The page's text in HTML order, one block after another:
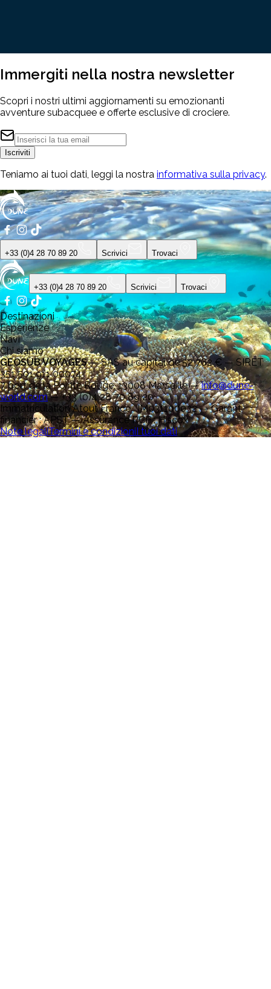
Immergiti nella nostra newsletter
Scopri i nostri ultimi aggiornamenti su emozionanti
avventure subacquee e offerte esclusive di crociere.
Iscriviti
Teniamo ai tuoi dati, leggi la nostra informativa sulla privacy.
+33 (0)4 28 70 89 20 Scrivici Trovaci
+33 (0)4 28 70 89 20 Scrivici Trovaci
Destinazioni
Esperienze
Navi
Chi siamo
GEOSUB VOYAGES—SAS au capital de 52 762 € — SIRET
351 501 911 00074
7 port de la Pointe Rouge, 13008 Marseille—info@dune-
world.com—+33 (0)4 28 70 89 20
Immatriculation Atout France : IM031100032 — Garant
financier : APST — Assurance RCP : Hiscox
Note legaliTermini e condizioniI tuoi dati